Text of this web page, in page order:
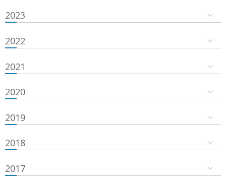
2023
2022
2021
2020
2019
2018
2017